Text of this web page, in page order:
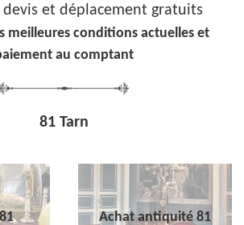
devis et déplacement gratuits
meilleures conditions actuelles et
au comptant
81 Tarn
Achat antiquité 81